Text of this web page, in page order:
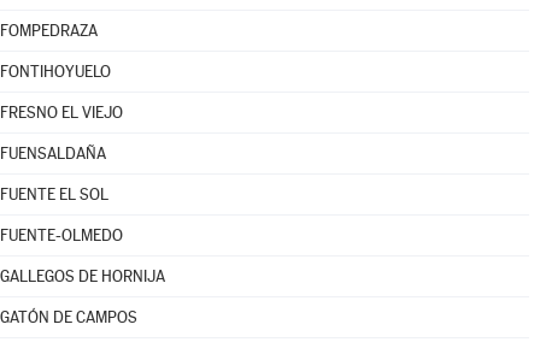
FOMPEDRAZA
FONTIHOYUELO
FRESNO EL VIEJO
FUENSALDAÑA
FUENTE EL SOL
FUENTE-OLMEDO
GALLEGOS DE HORNIJA
GATÓN DE CAMPOS